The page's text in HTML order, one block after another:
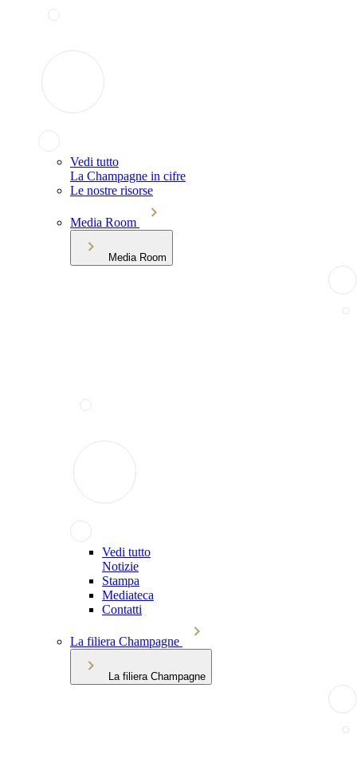
Vedi tutto
La Champagne in cifre
Le nostre risorse
Media Room
Media Room
Vedi tutto
Notizie
Stampa
Mediateca
Contatti
La filiera Champagne
La filiera Champagne